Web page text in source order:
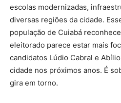
escolas modernizadas,
diversas regiões da cidade.
população de Cuiabá
eleitorado parece estar mais
candidatos Lúdio Cabral e
cidade nos próximos anos. É
gira em torno.